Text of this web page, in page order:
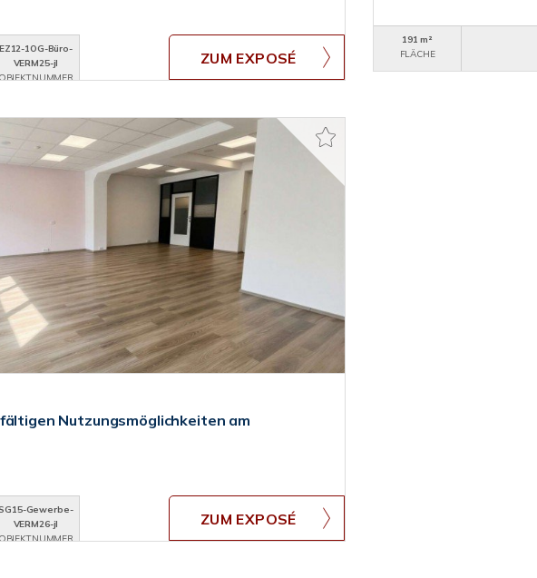
EZ12-1OG-Büro-
VERM25-jl
OBJEKTNUMMER
ZUM EXPOSÉ
191 m²
FLÄCHE
Nutzungsmöglichkeiten am
Gewerbe-
VERM26-jl
OBJEKTNUMMER
ZUM EXPOSÉ